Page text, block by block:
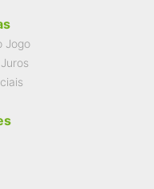
Jogo